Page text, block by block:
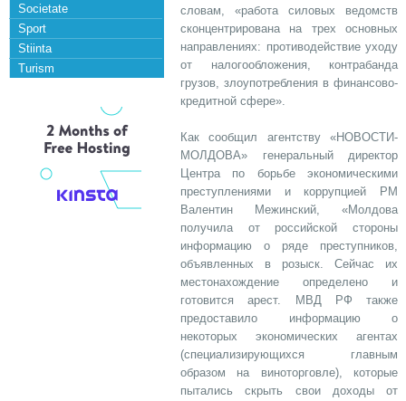
Societate
Sport
Stiinta
Turism
словам, «работа силовых ведомств
сконцентрирована на трех основных
направлениях: противодействие уходу
от налогообложения, контрабанда
грузов, злоупотребления в финансово-
кредитной сфере».
Как сообщил агентству «НОВОСТИ-
МОЛДОВА» генеральный директор
Центра по борьбе экономическими
преступлениями и коррупцией РМ
Валентин Межинский, «Молдова
получила от российской стороны
информацию о ряде преступников,
объявленных в розыск. Сейчас их
местонахождение определено и
готовится арест. МВД РФ также
предоставило информацию о
некоторых экономических агентах
(специализирующихся главным
образом на виноторговле), которые
пытались скрыть свои доходы от